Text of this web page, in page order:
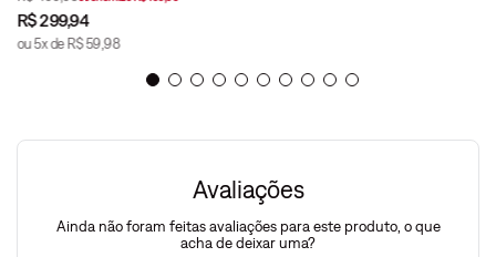
R$299,94
ou5x de R$ 59,98
Avaliações
Ainda não foram feitas avaliações para este produto, o que
acha de deixar uma?